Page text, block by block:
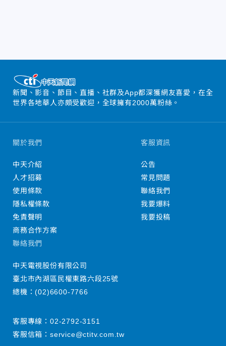
新聞、影音、節目、直播、社群及App都深獲網友喜愛，在全
世界各地華人亦頗受歡迎，全球擁有2000萬粉絲。
關於我們
中天介紹
人才招募
使用條款
隱私權條款
免責聲明
商務合作方案
客服資訊
公告
常見問題
聯絡我們
我要爆料
我要投稿
聯絡我們
中天電視股份有限公司
臺北市內湖區民權東路六段25號
總機：(02)6600-7766
客服專線： 02-2792-3151
客服信箱： service@ctitv.com.tw